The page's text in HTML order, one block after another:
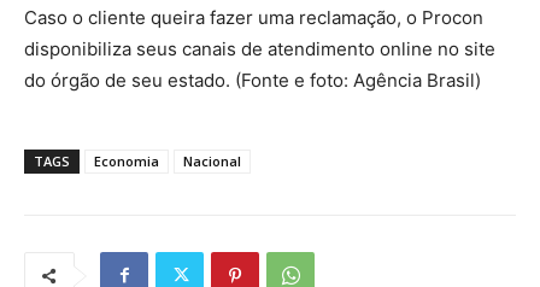
Caso o cliente queira fazer uma reclamação, o Procon
disponibiliza seus canais de atendimento online no site
do órgão de seu estado. (Fonte e foto: Agência Brasil)
TAGS Economia Nacional